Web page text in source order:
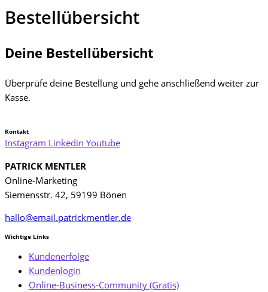
Bestellübersicht
Deine Bestellübersicht
Überprüfe deine Bestellung und gehe anschließend weiter zur
Kasse.
Kontakt
Instagram Linkedin Youtube
PATRICK MENTLER
Online-Marketing
Siemensstr. 42, 59199 Bönen
hallo@email.patrickmentler.de
Wichtige Links
Kundenerfolge
Kundenlogin
Online-Business-Community (Gratis)